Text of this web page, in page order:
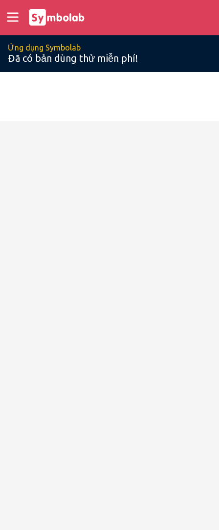
Ứng dụng Symbolab
Đã có bản dùng thử miễn phí!